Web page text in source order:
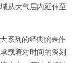
从大气层内延伸至
系列的经典腕表作
载着对时间的深刻